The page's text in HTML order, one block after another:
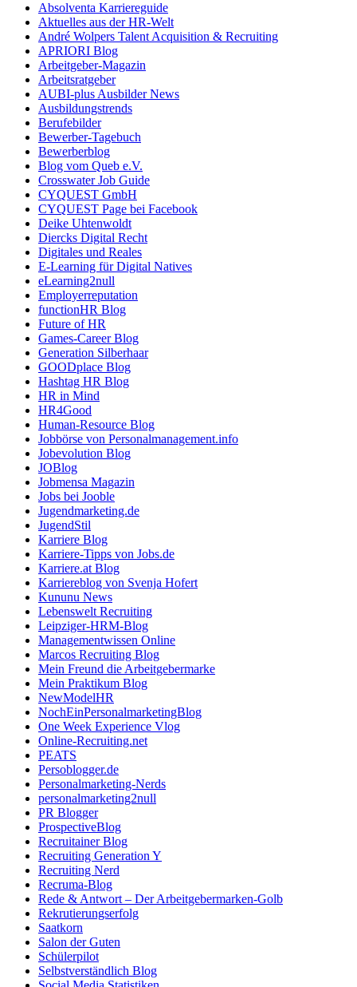
Absolventa Karriereguide
Aktuelles aus der HR-Welt
André Wolpers Talent Acquisition & Recruiting
APRIORI Blog
Arbeitgeber-Magazin
Arbeitsratgeber
AUBI-plus Ausbilder News
Ausbildungstrends
Berufebilder
Bewerber-Tagebuch
Bewerberblog
Blog vom Queb e.V.
Crosswater Job Guide
CYQUEST GmbH
CYQUEST Page bei Facebook
Deike Uhtenwoldt
Diercks Digital Recht
Digitales und Reales
E-Learning für Digital Natives
eLearning2null
Employerreputation
functionHR Blog
Future of HR
Games-Career Blog
Generation Silberhaar
GOODplace Blog
Hashtag HR Blog
HR in Mind
HR4Good
Human-Resource Blog
Jobbörse von Personalmanagement.info
Jobevolution Blog
JOBlog
Jobmensa Magazin
Jobs bei Jooble
Jugendmarketing.de
JugendStil
Karriere Blog
Karriere-Tipps von Jobs.de
Karriere.at Blog
Karriereblog von Svenja Hofert
Kununu News
Lebenswelt Recruiting
Leipziger-HRM-Blog
Managementwissen Online
Marcos Recruiting Blog
Mein Freund die Arbeitgebermarke
Mein Praktikum Blog
NewModelHR
NochEinPersonalmarketingBlog
One Week Experience Vlog
Online-Recruiting.net
PEATS
Persoblogger.de
Personalmarketing-Nerds
personalmarketing2null
PR Blogger
ProspectiveBlog
Recruitainer Blog
Recruiting Generation Y
Recruiting Nerd
Recruma-Blog
Rede & Antwort – Der Arbeitgebermarken-Golb
Rekrutierungserfolg
Saatkorn
Salon der Guten
Schülerpilot
Selbstverständlich Blog